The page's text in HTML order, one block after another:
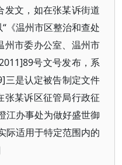
发文，如在张某诉街道
《温州市区整治和查处
州市委办公室、温州市
号文号发布，系
三是认定被告制定文件
张某诉区征管局行政征
江办事处为做好盛世御
际适用于特定范围内的